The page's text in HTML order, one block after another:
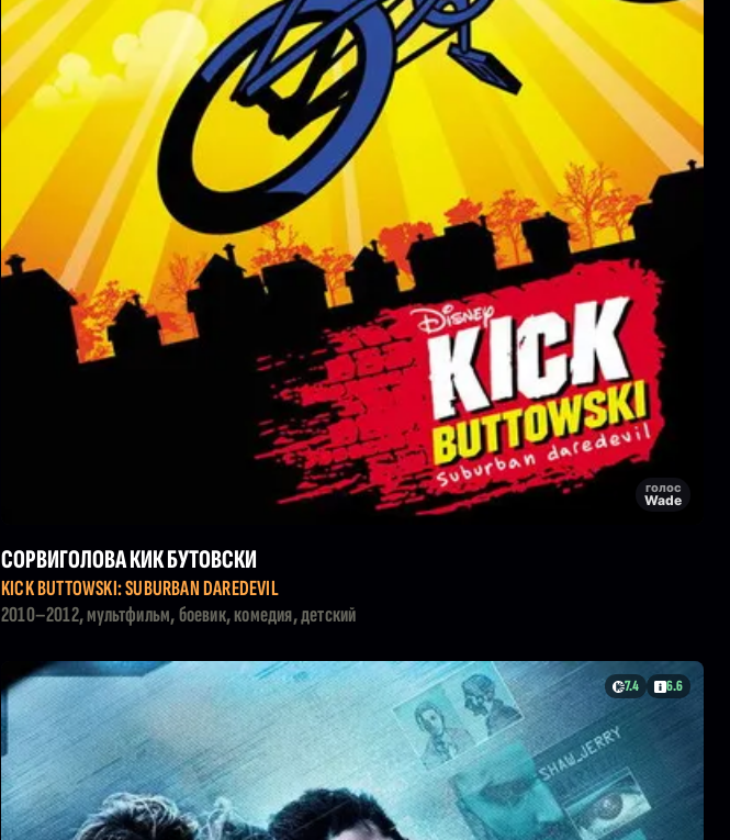
голос
Wade
СОРВИГОЛОВА КИК БУТОВСКИ
KICK BUTTOWSKI: SUBURBAN DAREDEVIL
2010–2012, мультфильм, боевик, комедия, детский
7.4 6.6